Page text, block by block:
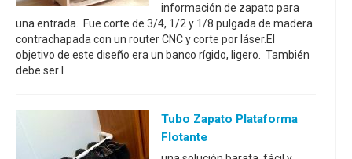
información de zapato para
una entrada. Fue corte de 3/4, 1/2 y 1/8 pulgada de madera
contrachapada con un router CNC y corte por láser.El
objetivo de este diseño era un banco rígido, ligero. También
debe ser l
Tubo Zapato Plataforma
Flotante